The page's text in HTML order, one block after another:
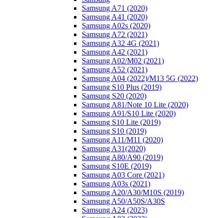
Samsung A71 (2020)
Samsung A41 (2020)
Samsung A02s (2020)
Samsung A72 (2021)
Samsung A32 4G (2021)
Samsung A42 (2021)
Samsung A02/M02 (2021)
Samsung A52 (2021)
Samsung A04 (2022)/M13 5G (2022)
Samsung S10 Plus (2019)
Samsung S20 (2020)
Samsung A81/Note 10 Lite (2020)
Samsung A91/S10 Lite (2020)
Samsung S10 Lite (2019)
Samsung S10 (2019)
Samsung A11/M11 (2020)
Samsung A31(2020)
Samsung A80/A90 (2019)
Samsung S10E (2019)
Samsung A03 Core (2021)
Samsung A03s (2021)
Samsung A20/A30/M10S (2019)
Samsung A50/A50S/A30S
Samsung A24 (2023)